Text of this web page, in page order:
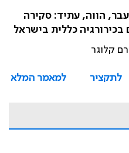
הווה, עתיד: סקירה
כללית בישראל
קלוגר
לתקציר
למאמר המלא